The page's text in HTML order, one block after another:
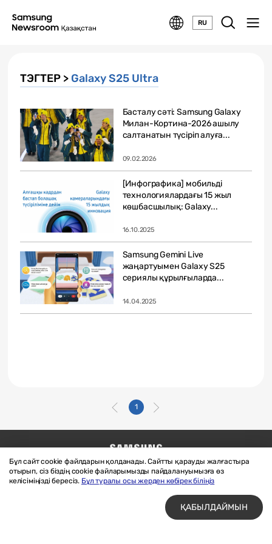
RU
Бұл сайт cookie файлдарын қолданады. Сайтты қарауды жалғастыра
отырып, сіз біздің cookie файларымызды пайдалануымызға өз
келісіміңізді бересіз. Бұл туралы осы жерден көбірек біліңіз
ҚАБЫЛДАЙМЫН
ТЭГТЕР > Galaxy S25 Ultra
Басталу сәті: Samsung Galaxy
Милан-Кортина-2026 ашылу
салтанатын түсіріп алуға...
09.02.2026
[Инфографика] мобильді
технологиялардағы 15 жыл
көшбасшылық: Galaxy...
16.10.2025
Samsung Gemini Live
жаңартуымен Galaxy S25
сериялы құрылғыларда...
14.04.2025
1
Бізге жазыңыз
SAMSUNG.COM
Материалдарды пайдалану шарттары